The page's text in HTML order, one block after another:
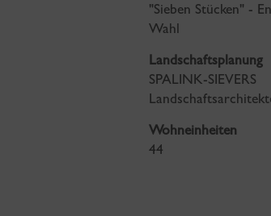
"Sieben Stücken" -
Wahl
Landschaftsplanung
SPALINK-SIEVERS
Wohneinheiten
44